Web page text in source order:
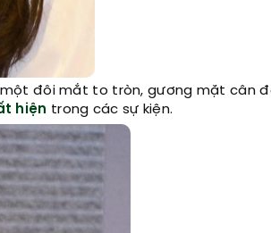
đôi mắt to tròn, gương mặt cân
hiện trong các sự kiện.